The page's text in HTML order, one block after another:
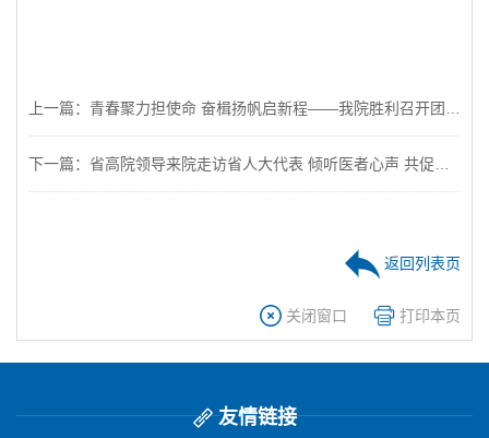
上一篇：青春聚力担使命 奋楫扬帆启新程——我院胜利召开团员大会
下一篇：省高院领导来院走访省人大代表 倾听医者心声 共促司法公正
返回列表页
关闭窗口 打印本页
友情链接